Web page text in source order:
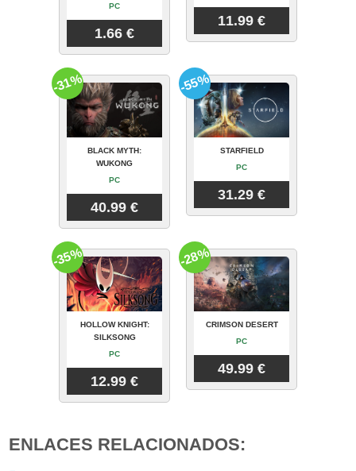
PC
1.66 €
11.99 €
BLACK MYTH:
WUKONG
PC
40.99 €
-31%
STARFIELD
PC
31.29 €
-55%
HOLLOW KNIGHT:
SILKSONG
PC
12.99 €
-35%
CRIMSON DESERT
PC
49.99 €
-28%
ENLACES RELACIONADOS: